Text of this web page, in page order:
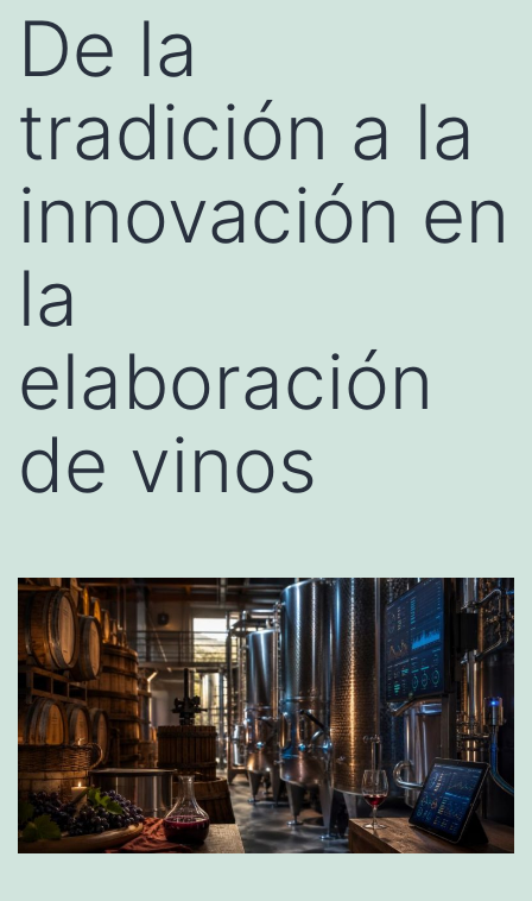
De la
tradición a la
innovación en
la
elaboración
de vinos